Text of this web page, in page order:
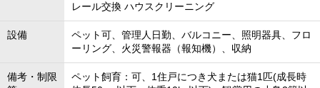
レール交換 ハウスクリーニング
設備
ペット可、管理人日勤、バルコニー、照明器具、フロ
ーリング、火災警報器（報知機）、収納
備考・制限
ペット飼育：可、1住戸につき犬または猫1匹(成長時